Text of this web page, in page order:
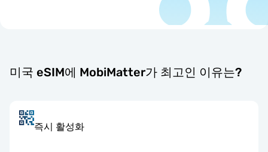
미국 eSIM에 MobiMatter가 최고인 이유는?
즉시 활성화